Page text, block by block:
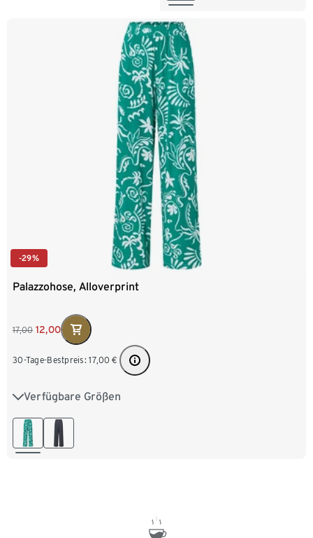
XXL 52/54
-29%
Palazzohose, Alloverprint
17,00 12,00
30-Tage-Bestpreis: 17,00 €
Verfügbare Größen
S 36/38 M 40/42